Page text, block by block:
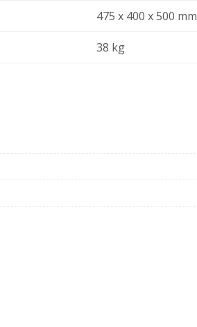
475 x 400 x 500 mm
38 kg